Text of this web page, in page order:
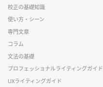
校正の基礎知識
使い方・シーン
専門文章
コラム
文法の基礎
プロフェッショナルライティングガイド
UXライティングガイド